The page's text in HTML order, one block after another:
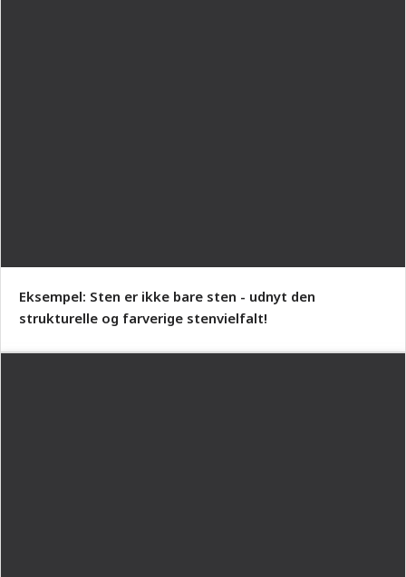
Eksempel: Sten er ikke bare sten - udnyt den
strukturelle og farverige stenvielfalt!